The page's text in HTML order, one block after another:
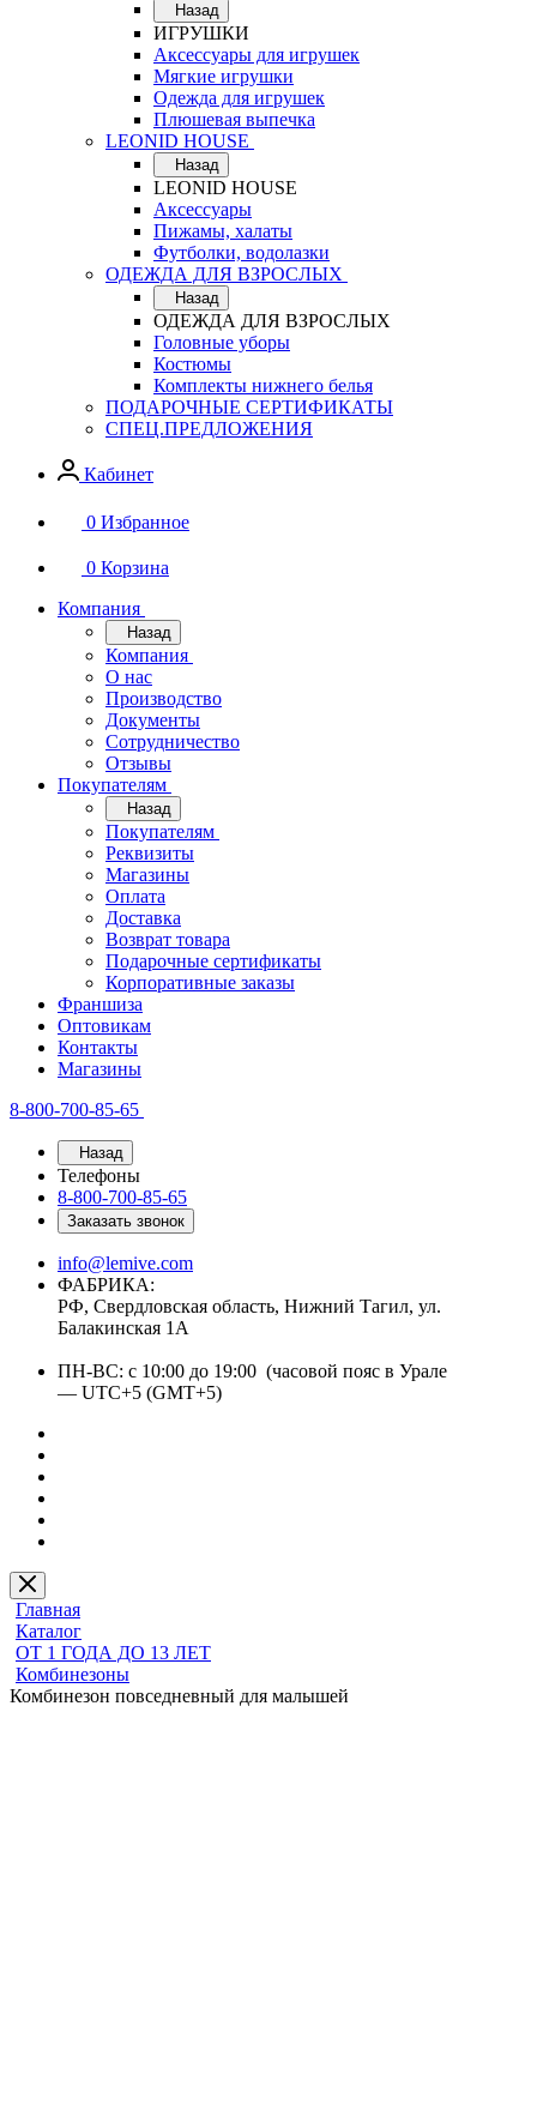
Назад
ИГРУШКИ
Аксессуары для игрушек
Мягкие игрушки
Одежда для игрушек
Плюшевая выпечка
LEONID HOUSE
Назад
LEONID HOUSE
Аксессуары
Пижамы, халаты
Футболки, водолазки
ОДЕЖДА ДЛЯ ВЗРОСЛЫХ
Назад
ОДЕЖДА ДЛЯ ВЗРОСЛЫХ
Головные уборы
Костюмы
Комплекты нижнего белья
ПОДАРОЧНЫЕ СЕРТИФИКАТЫ
СПЕЦ.ПРЕДЛОЖЕНИЯ
Кабинет
0 Избранное
0 Корзина
Компания
Назад
Компания
О нас
Производство
Документы
Сотрудничество
Отзывы
Покупателям
Назад
Покупателям
Реквизиты
Магазины
Оплата
Доставка
Возврат товара
Подарочные сертификаты
Корпоративные заказы
Франшиза
Оптовикам
Контакты
Магазины
8-800-700-85-65
Назад
Телефоны
8-800-700-85-65
Заказать звонок
info@lemive.com
ФАБРИКА:
РФ, Свердловская область, Нижний Тагил, ул.
Балакинская 1А
ПН-ВС: с 10:00 до 19:00 (часовой пояс в Урале
— UTC+5 (GMT+5)
Главная
Каталог
ОТ 1 ГОДА ДО 13 ЛЕТ
Комбинезоны
Комбинезон повседневный для малышей